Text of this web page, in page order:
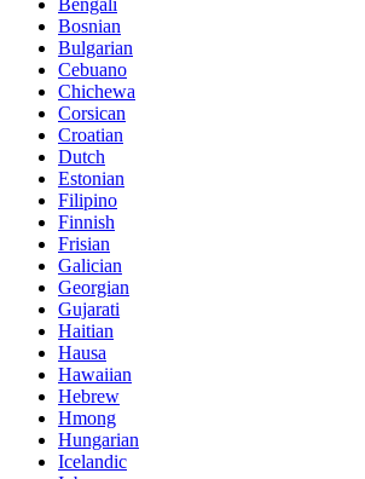
Bosnian
Bulgarian
Cebuano
Chichewa
Corsican
Croatian
Dutch
Estonian
Filipino
Finnish
Frisian
Galician
Georgian
Gujarati
Haitian
Hausa
Hawaiian
Hebrew
Hmong
Hungarian
Icelandic